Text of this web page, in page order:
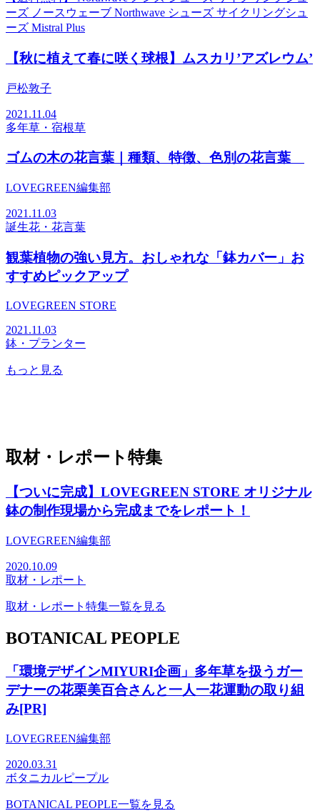
ーズ ノースウェーブ Northwave シューズ サイクリングシュ
ーズ Mistral Plus
【秋に植えて春に咲く球根】ムスカリ’アズレウム’
戸松敦子
2021.11.04
多年草・宿根草
ゴムの木の花言葉｜種類、特徴、色別の花言葉
LOVEGREEN編集部
2021.11.03
誕生花・花言葉
観葉植物の強い見方。おしゃれな「鉢カバー」お
すすめピックアップ
LOVEGREEN STORE
2021.11.03
鉢・プランター
もっと見る
取材・レポート特集
【ついに完成】LOVEGREEN STORE オリジナル
鉢の制作現場から完成までをレポート！
LOVEGREEN編集部
2020.10.09
取材・レポート
取材・レポート特集一覧を見る
BOTANICAL PEOPLE
「環境デザインMIYURI企画」多年草を扱うガー
デナーの花栗美百合さんと一人一花運動の取り組
み[PR]
LOVEGREEN編集部
2020.03.31
ボタニカルピープル
BOTANICAL PEOPLE一覧を見る